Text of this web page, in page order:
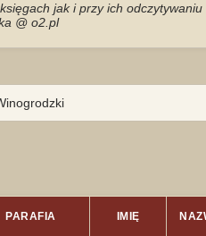
jak i przy ich
@ o2.pl
PARAFIA IMIĘ